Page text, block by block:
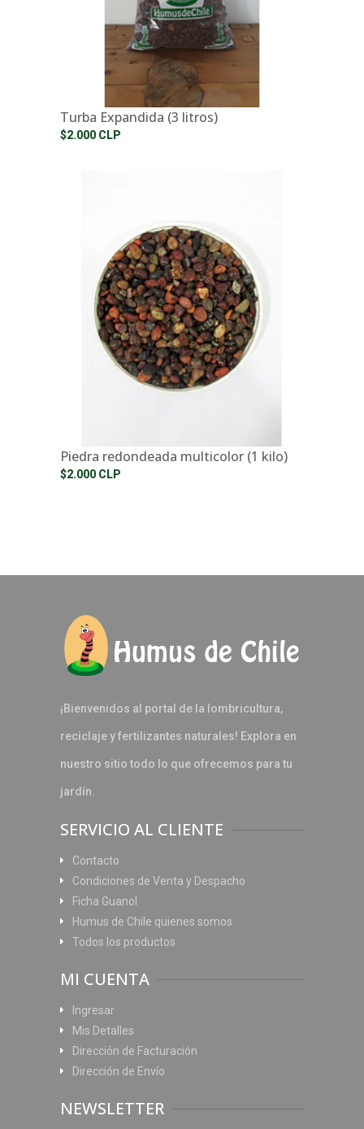
Turba Expandida (3 litros)
$2.000 CLP
Piedra redondeada multicolor (1 kilo)
$2.000 CLP
¡Bienvenidos al portal de la lombricultura,
reciclaje y fertilizantes naturales! Explora en
nuestro sitio todo lo que ofrecemos para tu
jardín.
SERVICIO AL CLIENTE
Contacto
Condiciones de Venta y Despacho
Ficha Guanol
Humus de Chile quienes somos
Todos los productos
MI CUENTA
Ingresar
Mis Detalles
Dirección de Facturación
Dirección de Envío
NEWSLETTER